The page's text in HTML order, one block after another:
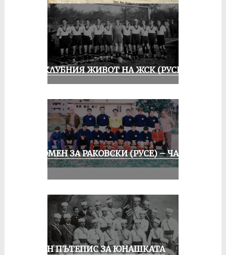
ИЗ КЛУБНИЯ ЖИВОТ НА ЖСК (РУСЕ)
СПОМЕН ЗА РАКОВСКИ (РУСЕ) – ЧАСТ
ЕДИН ПЪТЕПИС ЗА ЮНАШКАТА